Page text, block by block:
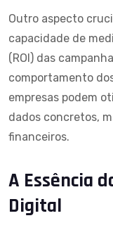
Outro aspecto
capacidade de
(ROI) das
comportamento
empresas podem
dados concretos,
financeiros.
A Essência
Digital